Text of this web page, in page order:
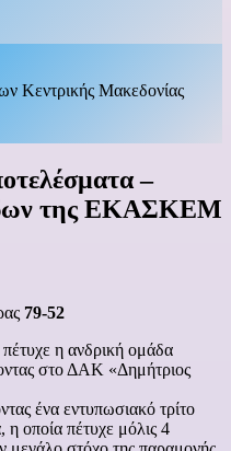
Κεντρικής Μακεδονίας
–
της ΕΚΑΣΚΕΜ
79-52
η ανδρική ομάδα
στο ΔΑΚ «Δημήτριος
ένα εντυπωσιακό τρίτο
οποία πέτυχε μόλις 4